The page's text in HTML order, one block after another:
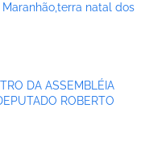
natal dos
DA ASSEMBLÉIA
ROBERTO